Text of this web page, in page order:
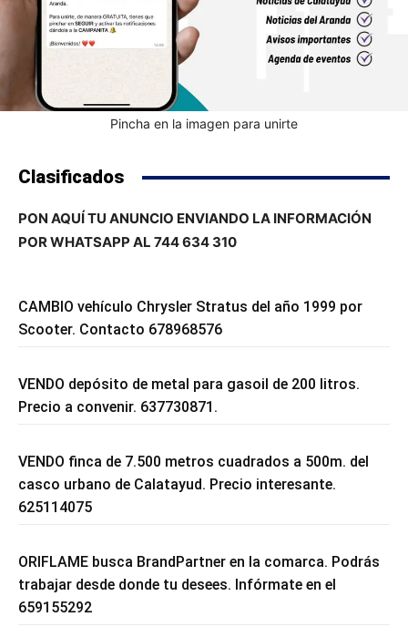
Pincha en la imagen para unirte
Clasificados
PON AQUÍ TU ANUNCIO ENVIANDO LA INFORMACIÓN
POR WHATSAPP AL 744 634 310
CAMBIO vehículo Chrysler Stratus del año 1999 por
Scooter. Contacto 678968576
VENDO depósito de metal para gasoil de 200 litros.
Precio a convenir. 637730871.
VENDO finca de 7.500 metros cuadrados a 500m. del
casco urbano de Calatayud. Precio interesante.
625114075
ORIFLAME busca BrandPartner en la comarca. Podrás
trabajar desde donde tu desees. Infórmate en el
659155292